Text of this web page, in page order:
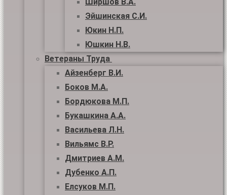
Эйшинская С.И.
Юкин Н.П.
Юшкин Н.В.
Ветераны Труда
Айзенберг В.И.
Боков М.А.
Бордюкова М.П.
Букашкина А.А.
Васильева Л.Н.
Вильямс В.Р.
Дмитриев А.М.
Дубенко А.П.
Елсуков М.П.